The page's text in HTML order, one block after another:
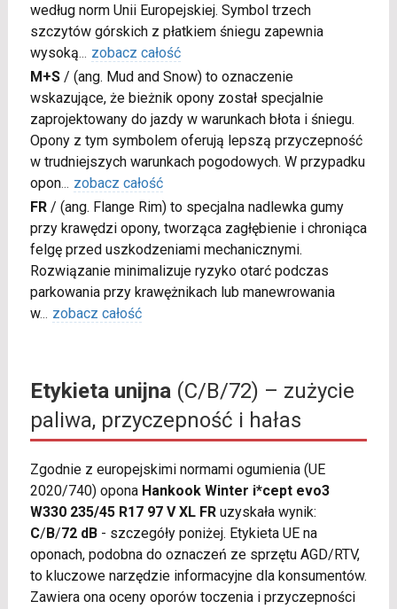
według norm Unii Europejskiej. Symbol trzech
szczytów górskich z płatkiem śniegu zapewnia
wysoką... zobacz całość
M+S/ (ang. Mud and Snow) to oznaczenie
wskazujące, że bieżnik opony został specjalnie
zaprojektowany do jazdy w warunkach błota i śniegu.
Opony z tym symbolem oferują lepszą przyczepność
w trudniejszych warunkach pogodowych. W przypadku
opon... zobacz całość
FR/ (ang. Flange Rim) to specjalna nadlewka gumy
przy krawędzi opony, tworząca zagłębienie i chroniąca
felgę przed uszkodzeniami mechanicznymi.
Rozwiązanie minimalizuje ryzyko otarć podczas
parkowania przy krawężnikach lub manewrowania
w... zobacz całość
Etykieta unijna(C/B/72) – zużycie
paliwa, przyczepność i hałas
Zgodnie z europejskimi normami ogumienia (UE
2020/740) opona Hankook Winter i*cept evo3
W330 235/45 R17 97 V XL FRuzyskała wynik:
C/B/72 dB- szczegóły poniżej. Etykieta UE na
oponach, podobna do oznaczeń ze sprzętu AGD/RTV,
to kluczowe narzędzie informacyjne dla konsumentów.
Zawiera ona oceny oporów toczenia i przyczepności